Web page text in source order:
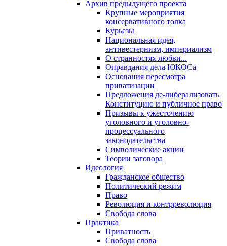
Архив предыдущего проекта
Крупные мероприятия
консервативного толка
Курьезы
Национальная идея,
антивестернизм, империализм
О странностях любви...
Оправдания дела ЮКОСа
Основания пересмотра
приватизации
Предложения де-либерализовать
Конституцию и публичное право
Призывы к ужесточению
уголовного и уголовно-
процессуального
законодательства
Символические акции
Теории заговора
Идеология
Гражданское общество
Политический режим
Право
Революция и контрреволюция
Свобода слова
Практика
Приватность
Свобода слова